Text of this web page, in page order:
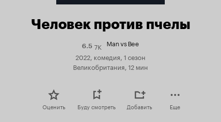
Человек против пчелы
6.5Рейтинг
Кинопоиска
6.5
7K Man vs Bee
2022, комедия, 1 сезон
Великобритания, 12 мин
Оценить Буду смотреть Добавить Еще